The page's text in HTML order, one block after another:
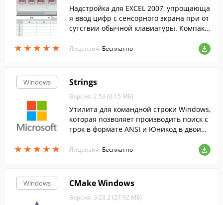
★ ★ ★ ★ ★
★ ★ ★ ★ ★
Надстройка для EXCEL 2007, упрощающа
я ввод цифр с сенсорного экрана при от
сутствии обычной клавиатуры. Компакт
понятный дружественный интерфейс .
Лицензия: Бесплатно
Windows
★ ★ ★ ★ ★
★ ★ ★ ★ ★
Strings
Версия: 2.53 (0.15 МБ)
Утилита для командной строки Windows,
которая позволяет производить поиск с
трок в формате ANSI и Юникод в двоичн
Лицензия: Бесплатно
Windows CMake Windows
Версия: 3.23.2 (27.92 МБ)